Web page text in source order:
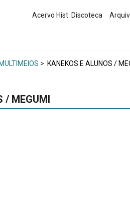
Acervo Hist. Discoteca
> KANEKOS E ALUNOS /
/ MEGUMI